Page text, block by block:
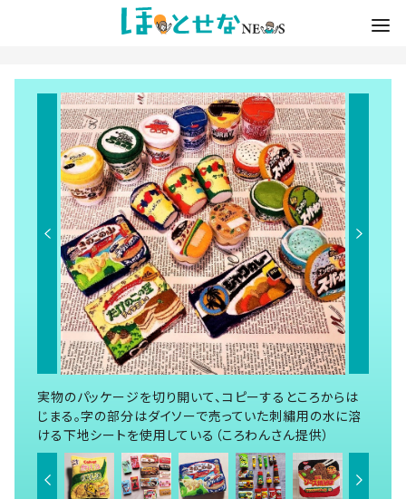
実物のパッケージを切り開いて、コピーするところからは
じまる。字の部分はダイソーで売っていた刺繡用の水に溶
ける下地シートを使用している（ころわんさん提供）